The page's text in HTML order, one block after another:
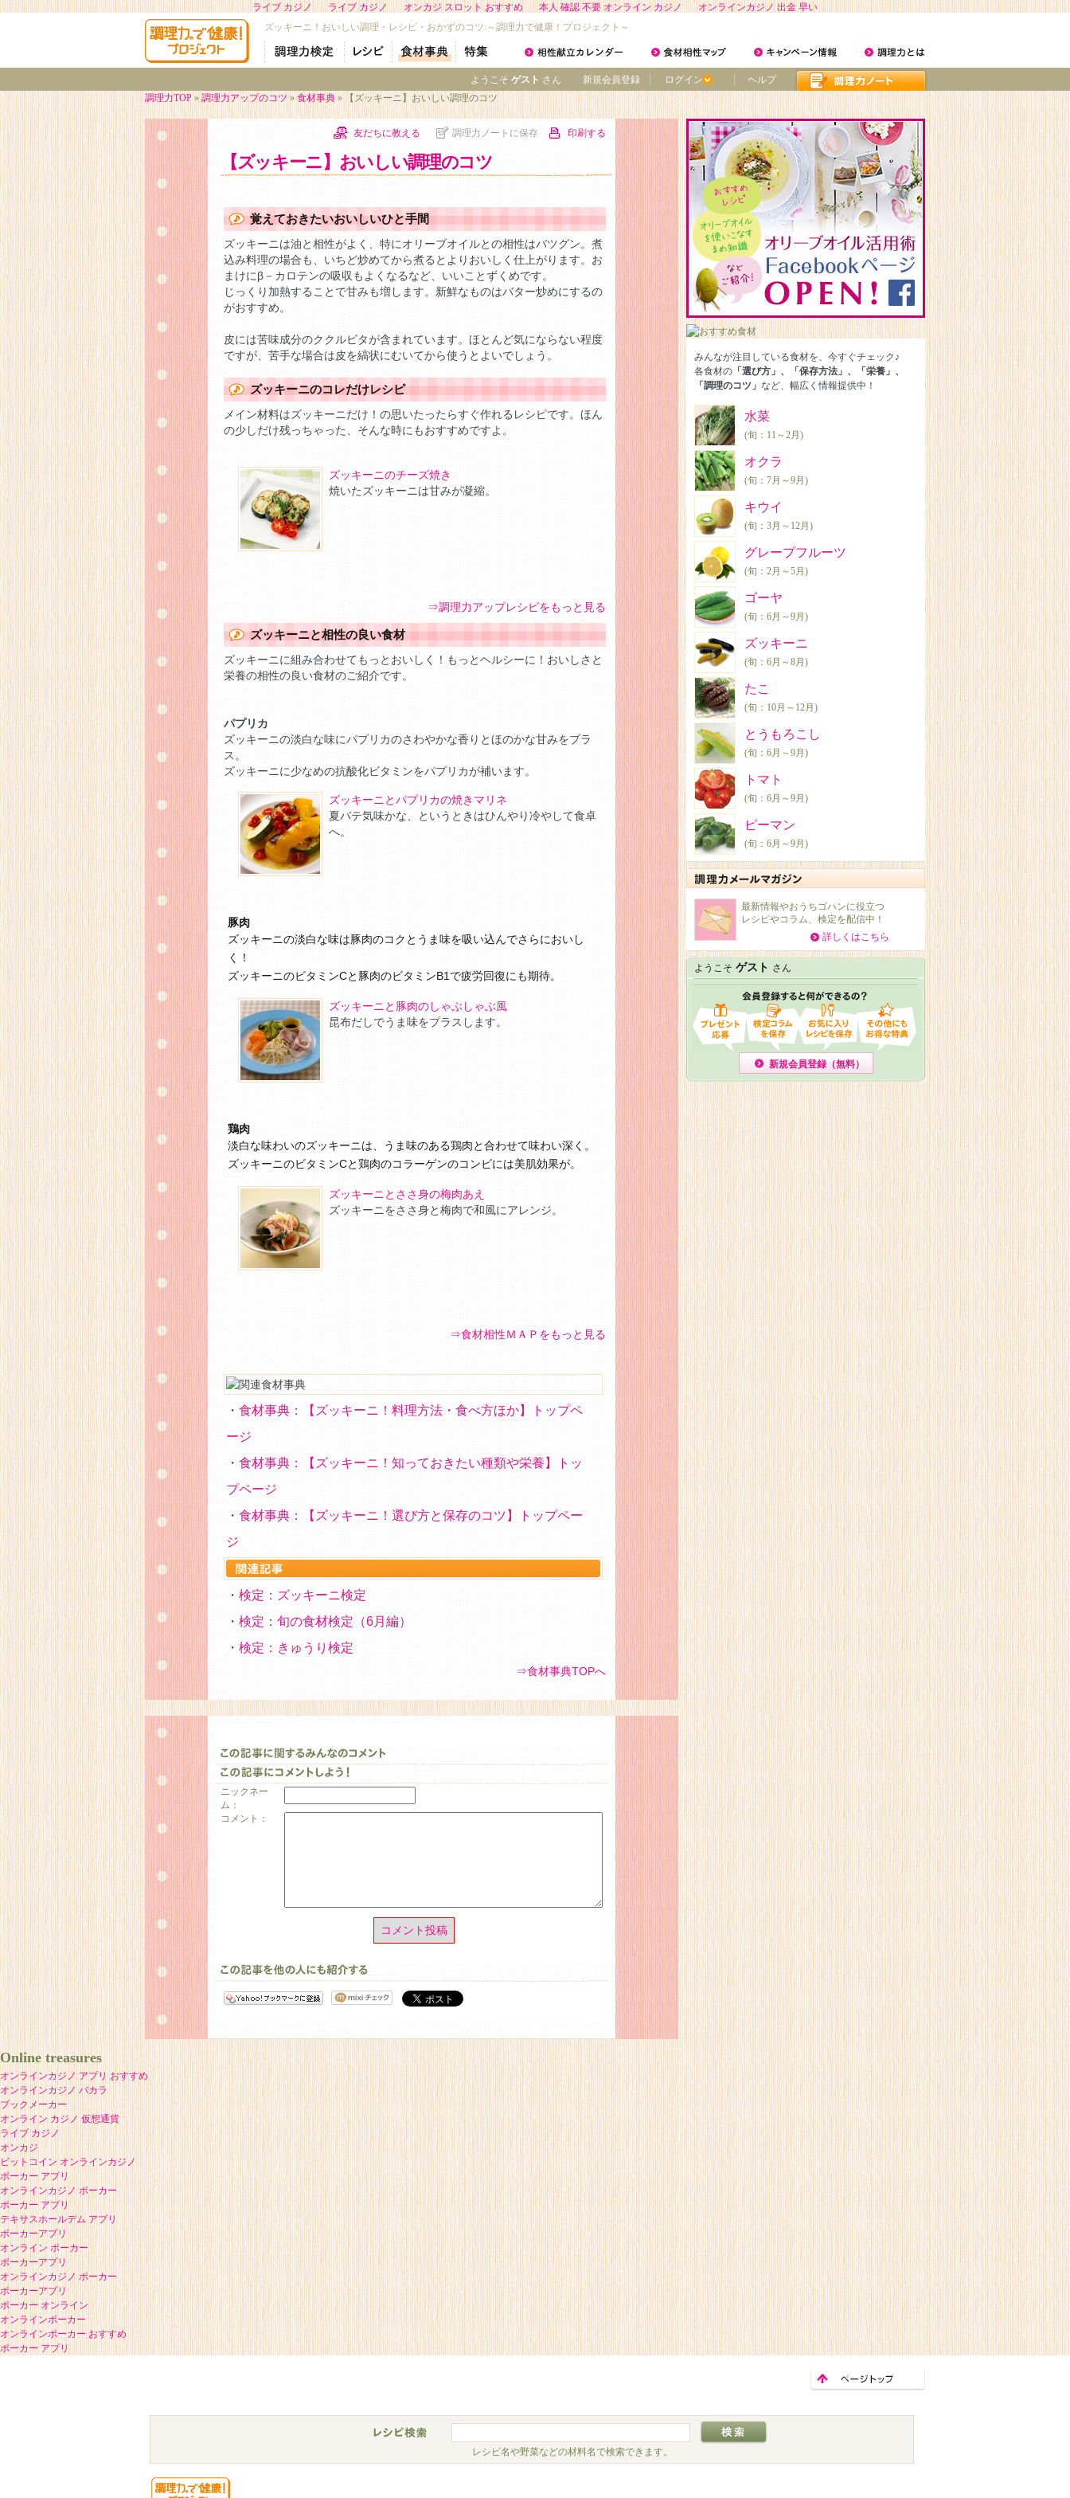
ライブ カジノ ライブ カジノ オンカジ スロット おすすめ 本人 確認 不要 オンライン カジノ
オンラインカジノ 出金 早い
ズッキーニ！おいしい調理・レシピ・おかずのコツ:～調理力で健康！プロジェクト～
ヘルプ
ログイン
新規会員登録
ようこそ ゲスト さん
調理力TOP » 調理力アップのコツ » 食材事典 » 【ズッキーニ】おいしい調理のコツ
友だちに教える 調理力ノートに保存 印刷する
【ズッキーニ】おいしい調理のコツ
覚えておきたいおいしいひと手間
ズッキーニは油と相性がよく、特にオリーブオイルとの相性はバツグン。煮
込み料理の場合も、いちど炒めてから煮るとよりおいしく仕上がります。お
まけにβ－カロテンの吸収もよくなるなど、いいことずくめです。
じっくり加熱することで甘みも増します。新鮮なものはバター炒めにするの
がおすすめ。
皮には苦味成分のククルビタが含まれています。ほとんど気にならない程度
ですが、苦手な場合は皮を縞状にむいてから使うとよいでしょう。
ズッキーニのコレだけレシピ
メイン材料はズッキーニだけ！の思いたったらすぐ作れるレシピです。ほん
の少しだけ残っちゃった、そんな時にもおすすめですよ。
ズッキーニのチーズ焼き
焼いたズッキーニは甘みが凝縮。
⇒調理力アップレシピをもっと見る
ズッキーニと相性の良い食材
ズッキーニに組み合わせてもっとおいしく！もっとヘルシーに！おいしさと
栄養の相性の良い食材のご紹介です。
パプリカ
ズッキーニの淡白な味にパプリカのさわやかな香りとほのかな甘みをプラ
ス。
ズッキーニに少なめの抗酸化ビタミンをパプリカが補います。
ズッキーニとパプリカの焼きマリネ
夏バテ気味かな、というときはひんやり冷やして食卓
へ。
豚肉
ズッキーニの淡白な味は豚肉のコクとうま味を吸い込んでさらにおいし
く！
ズッキーニのビタミンCと豚肉のビタミンB1で疲労回復にも期待。
ズッキーニと豚肉のしゃぶしゃぶ風
昆布だしでうま味をプラスします。
鶏肉
淡白な味わいのズッキーニは、うま味のある鶏肉と合わせて味わい深く。
ズッキーニのビタミンCと鶏肉のコラーゲンのコンビには美肌効果が。
ズッキーニとささ身の梅肉あえ
ズッキーニをささ身と梅肉で和風にアレンジ。
⇒食材相性ＭＡＰをもっと見る
・ 食材事典：【ズッキーニ！料理方法・食べ方ほか】トップペ
ージ
・ 食材事典：【ズッキーニ！知っておきたい種類や栄養】トッ
プページ
・ 食材事典：【ズッキーニ！選び方と保存のコツ】トップペー
ジ
・ 検定：ズッキーニ検定
・ 検定：旬の食材検定（6月編）
・ 検定：きゅうり検定
⇒食材事典TOPへ
ニックネー
ム：
コメント：
コメント投稿
みんなが注目している食材を、今すぐチェック♪
各食材の 「選び方」、「保存方法」、「栄養」、
「調理のコツ」 など、幅広く情報提供中！
水菜
(旬：11～2月)
オクラ
(旬：7月～9月)
キウイ
(旬：3月～12月)
グレープフルーツ
(旬：2月～5月)
ゴーヤ
(旬：6月～9月)
ズッキーニ
(旬：6月～8月)
たこ
(旬：10月～12月)
とうもろこし
(旬：6月～9月)
トマト
(旬：6月～9月)
ピーマン
(旬：6月～9月)
最新情報やおうちゴハンに役立つ
レシピやコラム、検定を配信中！
詳しくはこちら
ようこそ ゲスト さん
新規会員登録（無料）
Online treasures
オンラインカジノ アプリ おすすめ
オンラインカジノ バカラ
ブックメーカー
オンライン カジノ 仮想通貨
ライブ カジノ
オンカジ
ビットコイン オンラインカジノ
ポーカー アプリ
オンラインカジノ ポーカー
ポーカー アプリ
テキサスホールデム アプリ
ポーカーアプリ
オンライン ポーカー
ポーカーアプリ
オンラインカジノ ポーカー
ポーカーアプリ
ポーカー オンライン
オンラインポーカー
オンラインポーカー おすすめ
ポーカー アプリ
レシピ名や野菜などの材料名で検索できます。